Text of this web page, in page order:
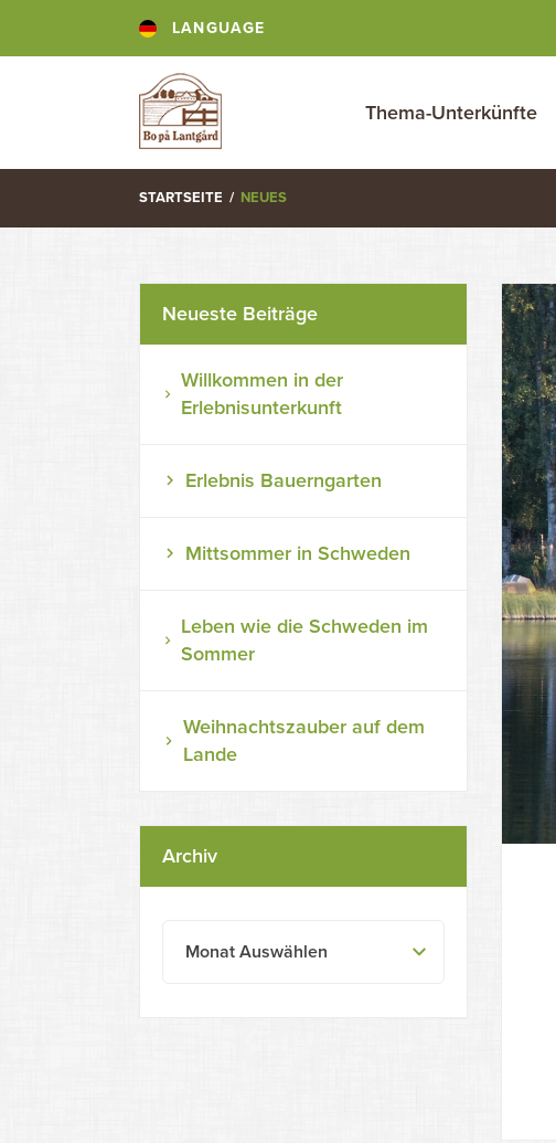
LANGUAGE
Thema-Unterkünfte
STARTSEITE / NEUES
Neueste Beiträge
Willkommen in der
Erlebnisunterkunft
Erlebnis Bauerngarten
Mittsommer in Schweden
Leben wie die Schweden im
Sommer
Weihnachtszauber auf dem
Lande
Archiv
Monat Auswählen